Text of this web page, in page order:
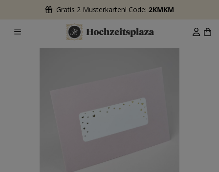
Gratis 2 Musterkarten! Code: 2KMKM